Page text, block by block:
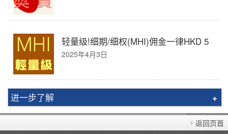
轻量级!细期/细权(MHI)佣金一律HKD 5
2025年4月3日
进一步了解
买卖衍生产品须知
开设户口
返回页首